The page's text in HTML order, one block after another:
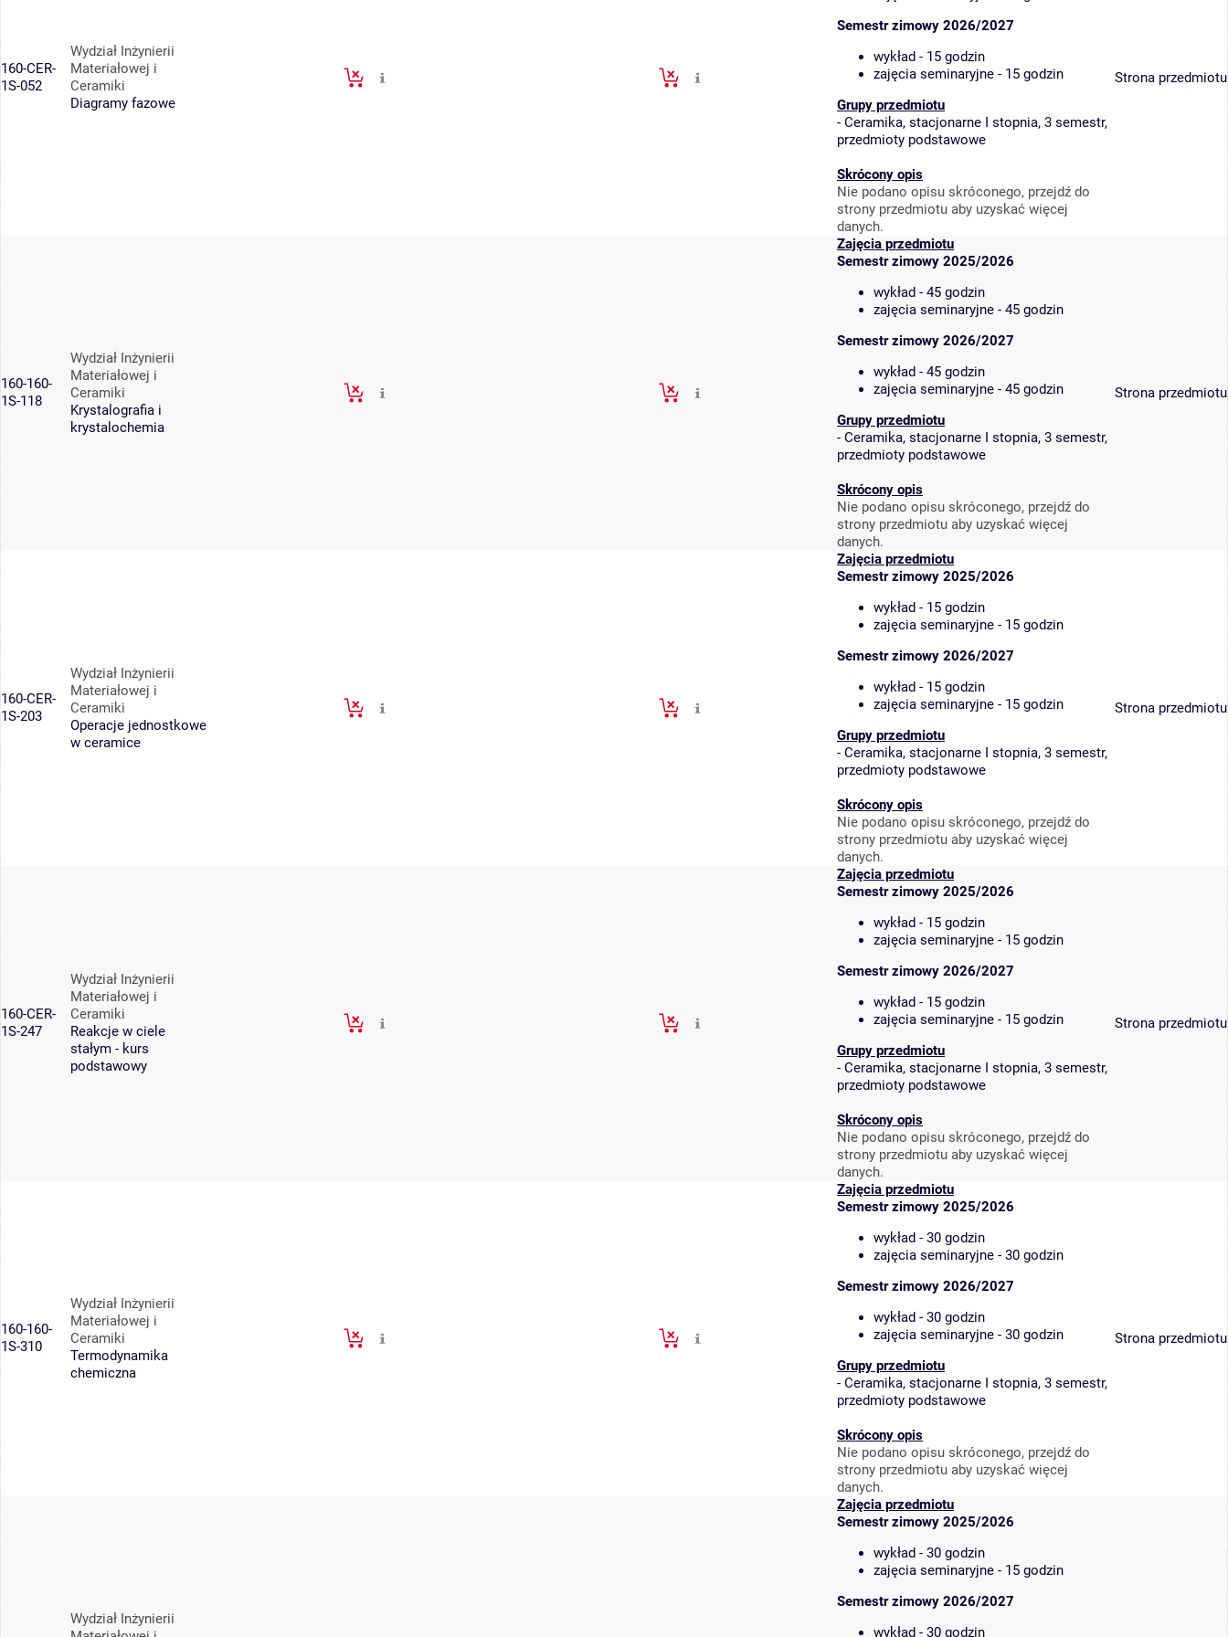
160-CER-
1S-052
Wydział Inżynierii
Materiałowej i
Ceramiki
Diagramy fazowe
Semestr zimowy 2026/2027
wykład - 15 godzin
zajęcia seminaryjne - 15 godzin
Grupy przedmiotu
- Ceramika, stacjonarne I stopnia, 3 semestr,
przedmioty podstawowe
Skrócony opis
Nie podano opisu skróconego, przejdź do
strony przedmiotu aby uzyskać więcej
danych.
Strona przedmiotu
160-160-
1S-118
Wydział Inżynierii
Materiałowej i
Ceramiki
Krystalografia i
krystalochemia
Zajęcia przedmiotu
Semestr zimowy 2025/2026
wykład - 45 godzin
zajęcia seminaryjne - 45 godzin
Semestr zimowy 2026/2027
wykład - 45 godzin
zajęcia seminaryjne - 45 godzin
Grupy przedmiotu
- Ceramika, stacjonarne I stopnia, 3 semestr,
przedmioty podstawowe
Skrócony opis
Nie podano opisu skróconego, przejdź do
strony przedmiotu aby uzyskać więcej
danych.
Strona przedmiotu
160-CER-
1S-203
Wydział Inżynierii
Materiałowej i
Ceramiki
Operacje jednostkowe
w ceramice
Zajęcia przedmiotu
Semestr zimowy 2025/2026
wykład - 15 godzin
zajęcia seminaryjne - 15 godzin
Semestr zimowy 2026/2027
wykład - 15 godzin
zajęcia seminaryjne - 15 godzin
Grupy przedmiotu
- Ceramika, stacjonarne I stopnia, 3 semestr,
przedmioty podstawowe
Skrócony opis
Nie podano opisu skróconego, przejdź do
strony przedmiotu aby uzyskać więcej
danych.
Strona przedmiotu
160-CER-
1S-247
Wydział Inżynierii
Materiałowej i
Ceramiki
Reakcje w ciele
stałym - kurs
podstawowy
Zajęcia przedmiotu
Semestr zimowy 2025/2026
wykład - 15 godzin
zajęcia seminaryjne - 15 godzin
Semestr zimowy 2026/2027
wykład - 15 godzin
zajęcia seminaryjne - 15 godzin
Grupy przedmiotu
- Ceramika, stacjonarne I stopnia, 3 semestr,
przedmioty podstawowe
Skrócony opis
Nie podano opisu skróconego, przejdź do
strony przedmiotu aby uzyskać więcej
danych.
Strona przedmiotu
160-160-
1S-310
Wydział Inżynierii
Materiałowej i
Ceramiki
Termodynamika
chemiczna
Zajęcia przedmiotu
Semestr zimowy 2025/2026
wykład - 30 godzin
zajęcia seminaryjne - 30 godzin
Semestr zimowy 2026/2027
wykład - 30 godzin
zajęcia seminaryjne - 30 godzin
Grupy przedmiotu
- Ceramika, stacjonarne I stopnia, 3 semestr,
przedmioty podstawowe
Skrócony opis
Nie podano opisu skróconego, przejdź do
strony przedmiotu aby uzyskać więcej
danych.
Strona przedmiotu
Wydział Inżynierii
Zajęcia przedmiotu
Semestr zimowy 2025/2026
wykład - 30 godzin
zajęcia seminaryjne - 15 godzin
Semestr zimowy 2026/2027
wykład - 30 godzin